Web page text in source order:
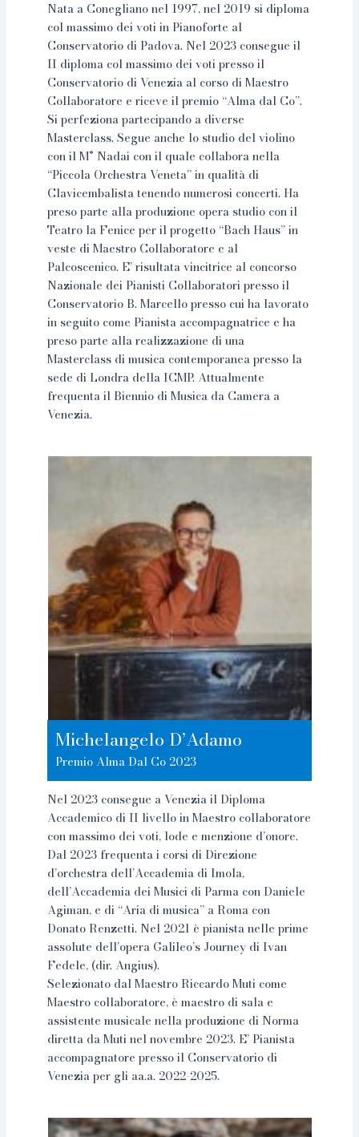
Nata a Conegliano nel 1997, nel 2019 si diploma
col massimo dei voti in Pianoforte al
Conservatorio di Padova. Nel 2023 consegue il
II diploma col massimo dei voti presso il
Conservatorio di Venezia al corso di Maestro
Collaboratore e riceve il premio “Alma dal Co”.
Si perfeziona partecipando a diverse
Masterclass. Segue anche lo studio del violino
con il M° Nadai con il quale collabora nella
“Piccola Orchestra Veneta” in qualità di
Clavicembalista tenendo numerosi concerti. Ha
preso parte alla produzione opera studio con il
Teatro la Fenice per il progetto “Bach Haus” in
veste di Maestro Collaboratore e al
Palcoscenico. E’ risultata vincitrice al concorso
Nazionale dei Pianisti Collaboratori presso il
Conservatorio B. Marcello presso cui ha lavorato
in seguito come Pianista accompagnatrice e ha
preso parte alla realizzazione di una
Masterclass di musica contemporanea presso la
sede di Londra della ICMP. Attualmente
frequenta il Biennio di Musica da Camera a
Venezia.
Michelangelo D’Adamo
Premio Alma Dal Co 2023
Nel 2023 consegue a Venezia il Diploma
Accademico di II livello in Maestro collaboratore
con massimo dei voti, lode e menzione d’onore.
Dal 2023 frequenta i corsi di Direzione
d’orchestra dell’Accademia di Imola,
dell’Accademia dei Musici di Parma con Daniele
Agiman, e di “Aria di musica” a Roma con
Donato Renzetti. Nel 2021 è pianista nelle prime
assolute dell’opera Galileo’s Journey di Ivan
Fedele, (dir. Angius).
Selezionato dal Maestro Riccardo Muti come
Maestro collaboratore, è maestro di sala e
assistente musicale nella produzione di Norma
diretta da Muti nel novembre 2023. E’ Pianista
accompagnatore presso il Conservatorio di
Venezia per gli aa.a. 2022-2025.